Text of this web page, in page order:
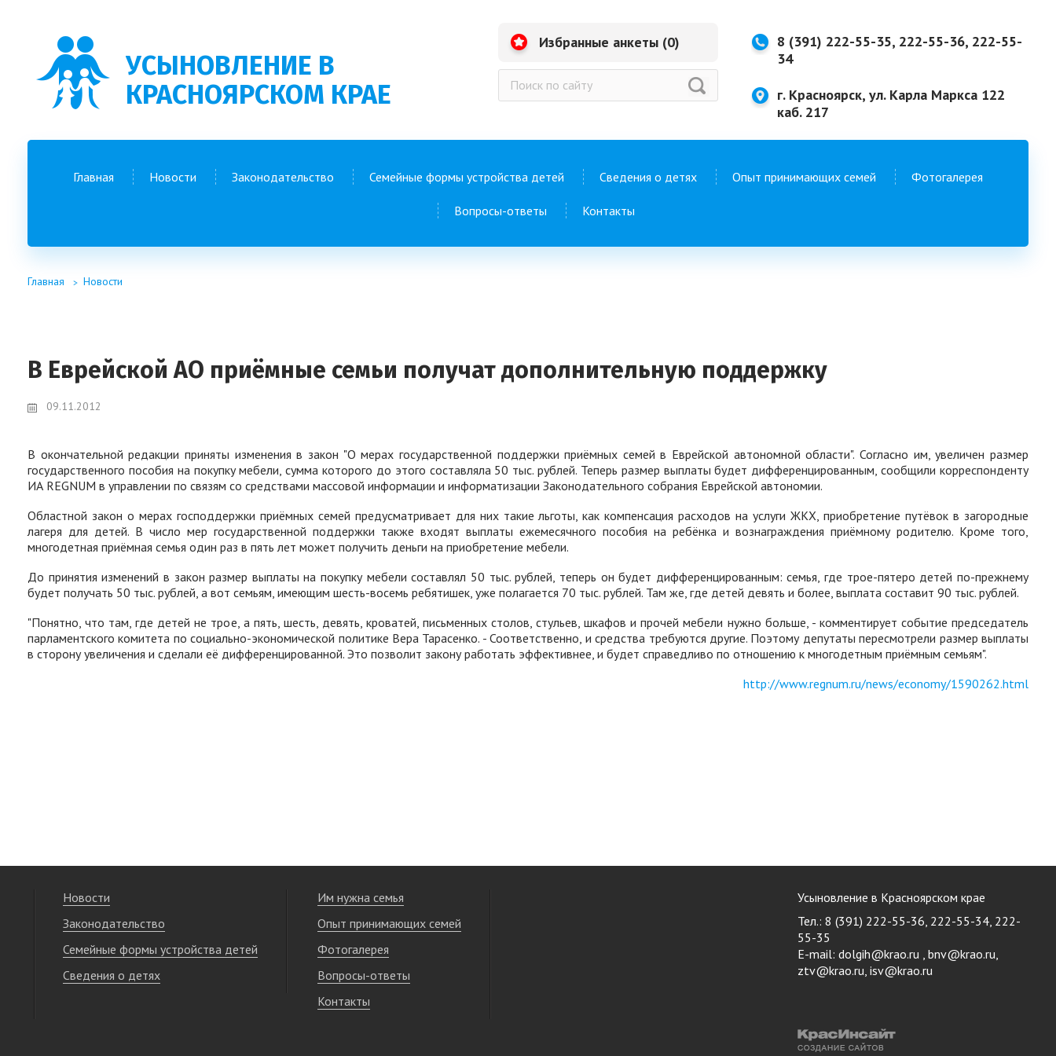
УСЫНОВЛЕНИЕ В
КРАСНОЯРСКОМ КРАЕ
Избранные анкеты (0)
8 (391) 222-55-35, 222-55-36, 222-55-
34
г. Красноярск, ул. Карла Маркса 122
каб. 217
Главная Новости Законодательство Семейные формы устройства детей Сведения о детях Опыт принимающих семей Фотогалерея
Вопросы-ответы Контакты
Главная Новости
В Еврейской АО приёмные семьи получат дополнительную поддержку
09.11.2012
В окончательной редакции приняты изменения в закон "О мерах государственной поддержки приёмных семей в Еврейской автономной области". Согласно им, увеличен размер
государственного пособия на покупку мебели, сумма которого до этого составляла 50 тыс. рублей. Теперь размер выплаты будет дифференцированным, сообщили корреспонденту
ИА REGNUM в управлении по связям со средствами массовой информации и информатизации Законодательного собрания Еврейской автономии.
Областной закон о мерах господдержки приёмных семей предусматривает для них такие льготы, как компенсация расходов на услуги ЖКХ, приобретение путёвок в загородные
лагеря для детей. В число мер государственной поддержки также входят выплаты ежемесячного пособия на ребёнка и вознаграждения приёмному родителю. Кроме того,
многодетная приёмная семья один раз в пять лет может получить деньги на приобретение мебели.
До принятия изменений в закон размер выплаты на покупку мебели составлял 50 тыс. рублей, теперь он будет дифференцированным: семья, где трое-пятеро детей по-прежнему
будет получать 50 тыс. рублей, а вот семьям, имеющим шесть-восемь ребятишек, уже полагается 70 тыс. рублей. Там же, где детей девять и более, выплата составит 90 тыс. рублей.
"Понятно, что там, где детей не трое, а пять, шесть, девять, кроватей, письменных столов, стульев, шкафов и прочей мебели нужно больше, - комментирует событие председатель
парламентского комитета по социально-экономической политике Вера Тарасенко. - Соответственно, и средства требуются другие. Поэтому депутаты пересмотрели размер выплаты
в сторону увеличения и сделали её дифференцированной. Это позволит закону работать эффективнее, и будет справедливо по отношению к многодетным приёмным семьям".
http://www.regnum.ru/news/economy/1590262.html
Новости
Законодательство
Семейные формы устройства детей
Сведения о детях
Им нужна семья
Опыт принимающих семей
Фотогалерея
Вопросы-ответы
Контакты
Усыновление в Красноярском крае
Тел.: 8 (391) 222-55-36, 222-55-34, 222-
55-35
E-mail: dolgih@krao.ru , bnv@krao.ru,
ztv@krao.ru, isv@krao.ru